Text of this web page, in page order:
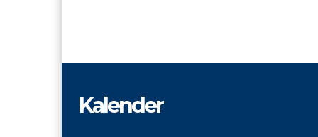
Kalender